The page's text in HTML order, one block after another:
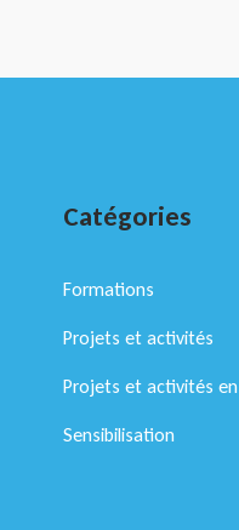
Catégories
Formations
Projets et activités
Projets et activités
Sensibilisation